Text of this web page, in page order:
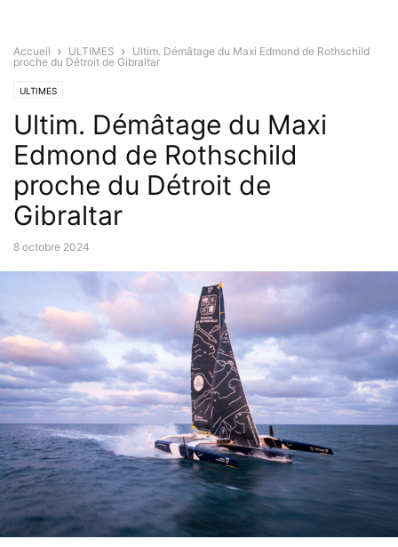
Accueil ULTIMES
Ultim. Démâtage du Maxi Edmond de Rothschild
proche du Détroit de Gibraltar
ULTIMES
Ultim. Démâtage du Maxi
Edmond de Rothschild
proche du Détroit de
Gibraltar
8 octobre 2024